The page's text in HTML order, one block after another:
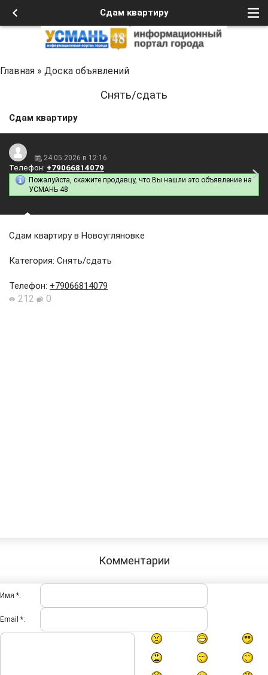
Сдам квартиру
Главная » Доска объявлений
Снять/сдать
Сдам квартиру
24.05.2026 в 12:16
Телефон: +79066814079
Пожалуйста, скажите продавцу, что Вы нашли это объявление на
УСМАНЬ 48
Сдам квартиру в Новоугляновке
Категория: Снять/сдать
Телефон: +79066814079
212 0
Комментарии
Имя *:
Email *: